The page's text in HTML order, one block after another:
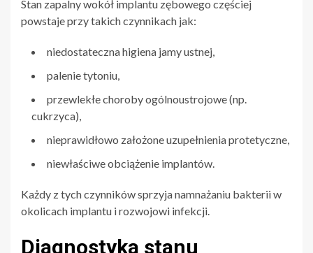
Stan zapalny wokół implantu zębowego częściej
powstaje przy takich czynnikach jak:
niedostateczna higiena jamy ustnej,
palenie tytoniu,
przewlekłe choroby ogólnoustrojowe (np.
cukrzyca),
nieprawidłowo założone uzupełnienia protetyczne,
niewłaściwe obciążenie implantów.
Każdy z tych czynników sprzyja namnażaniu bakterii w
okolicach implantu i rozwojowi infekcji.
Diagnostyka stanu